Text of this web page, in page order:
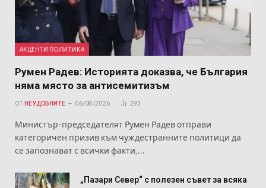
АКЦЕНТИ ПОЛИТИКА
Румен Радев: Историята доказва, че България
няма място за антисемитизъм
ОТ НЕУДОБНИТЕ 06/08/2026 293
Министър-председателят Румен Радев отправи
категоричен призив към чуждестранните политици да
се запознават с всички факти,…
„Пазари Север“ с полезен съвет за всяка